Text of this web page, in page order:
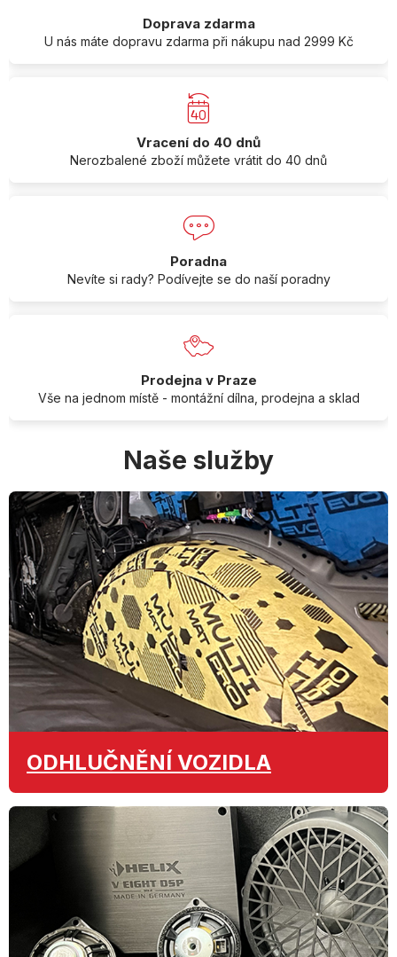
Doprava zdarma
U nás máte dopravu zdarma při nákupu nad 2999 Kč
Vracení do 40 dnů
Nerozbalené zboží můžete vrátit do 40 dnů
Poradna
Nevíte si rady? Podívejte se do naší poradny
Prodejna v Praze
Vše na jednom místě - montážní dílna, prodejna a sklad
Naše služby
ODHLUČNĚNÍ VOZIDLA